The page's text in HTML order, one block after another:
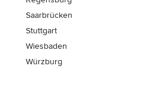
Saarbrücken
Stuttgart
Wiesbaden
Würzburg